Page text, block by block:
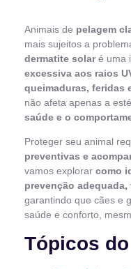
Animais de pelagem
mais sujeitos a
dermatite solaré uma
excessiva aos raios
queimaduras, feridas
não afeta apenas a
saúde e o
Proteger seu animal
preventivas e
vamos explorar como
prevenção
garantindo que cães e
saúde e conforto,
Tópicos